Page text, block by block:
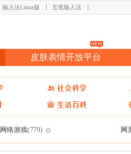
输入法Linux版 五笔输入法
皮肤表情开放平台
网络游戏(779) 网